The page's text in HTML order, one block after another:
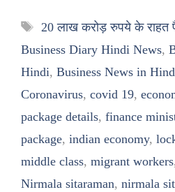
Tags
20 लाख करोड़ रुपये के
Business Diary Hindi News,
Hindi, Business News in
Coronavirus, covid 19,
package details, finance
package, indian economy,
middle class, migrant workers
Nirmala sitaraman, nirmala